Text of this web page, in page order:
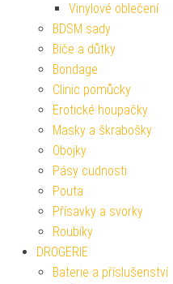
Vinylové oblečení
BDSM sady
Biče a důtky
Bondage
Clinic pomůcky
Erotické houpačky
Masky a škrabošky
Obojky
Pásy cudnosti
Pouta
Přísavky a svorky
Roubíky
DROGERIE
Baterie a příslušenství